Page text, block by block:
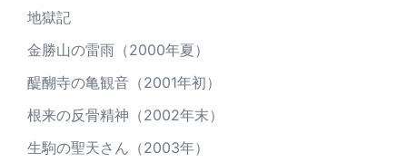
地獄記
金勝山の雷雨（2000年夏）
醍醐寺の亀観音（2001年初）
根来の反骨精神（2002年末）
生駒の聖天さん（2003年）